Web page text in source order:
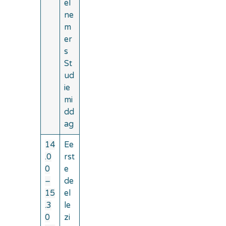
el
ne
m
er
s
St
ud
ie
mi
dd
ag
14
.0
0
–
15
.3
0
Ee
rst
e
de
el
le
zi